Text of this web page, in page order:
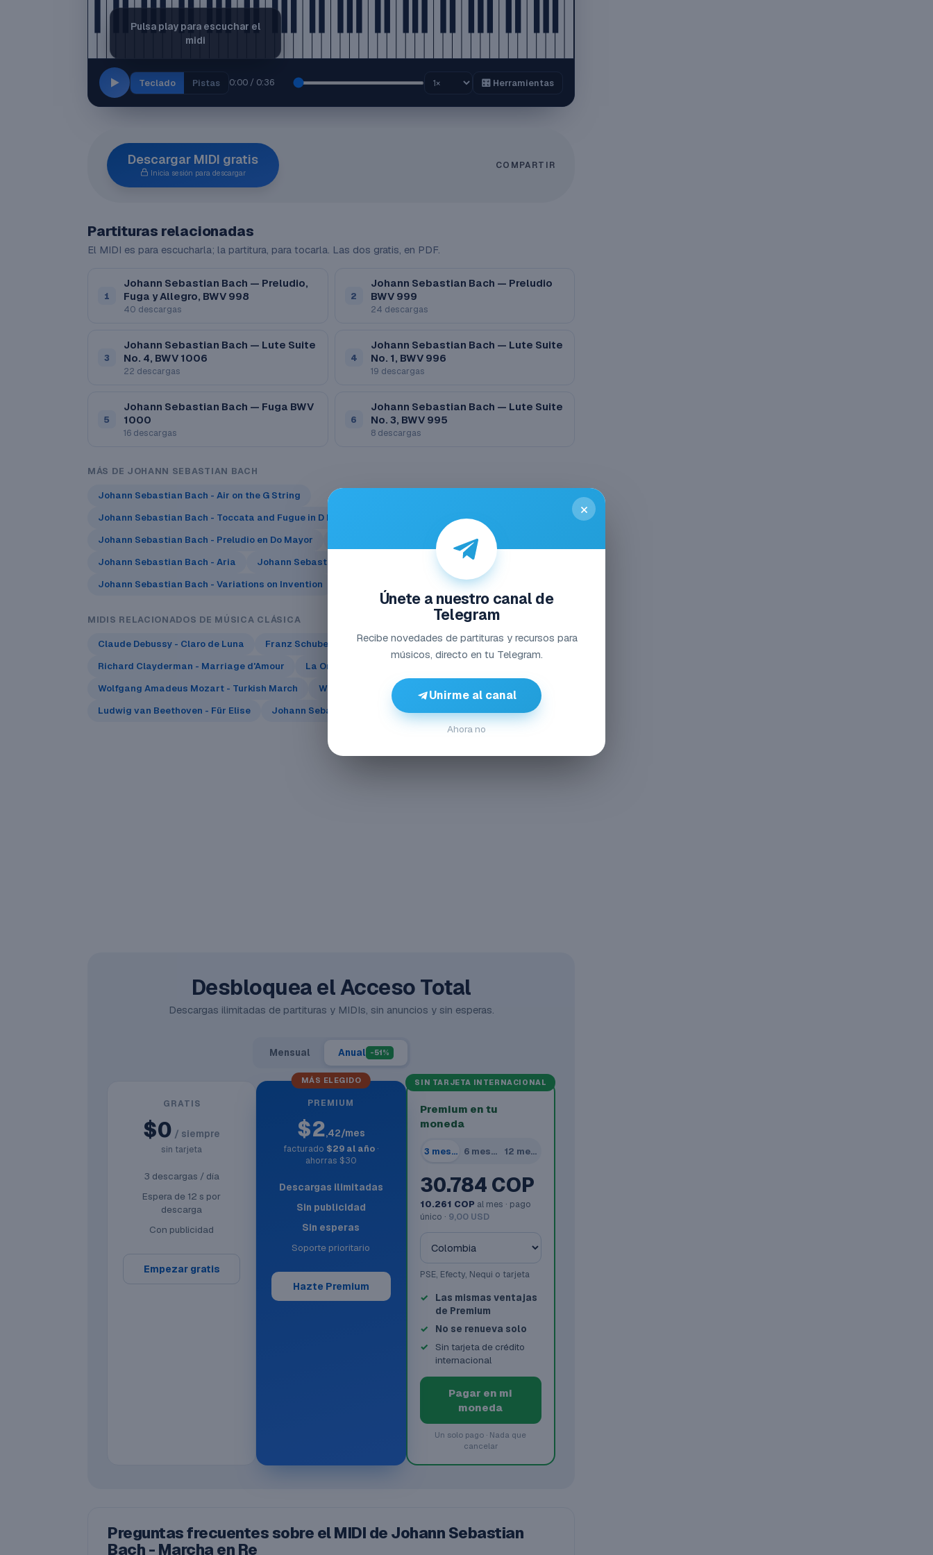
Pulsa play para escuchar el
midi
Teclado Pistas 0:00 / 0:36 🎛️ Herramientas
Descargar MIDI gratis
Inicia sesión para descargar
COMPARTIR
Partituras relacionadas
El MIDI es para escucharla; la partitura, para tocarla. Las dos gratis, en PDF.
1
Johann Sebastian Bach — Preludio,
Fuga y Allegro, BWV 998
40 descargas
2
Johann Sebastian Bach — Preludio
BWV 999
24 descargas
3
Johann Sebastian Bach — Lute Suite
No. 4, BWV 1006
22 descargas
4
Johann Sebastian Bach — Lute Suite
No. 1, BWV 996
19 descargas
5
Johann Sebastian Bach — Fuga BWV
1000
16 descargas
6
Johann Sebastian Bach — Lute Suite
No. 3, BWV 995
8 descargas
MÁS DE JOHANN SEBASTIAN BACH
Johann Sebastian Bach - Air on the G String
Johann Sebastian Bach - Toccata and Fugue in D Minor
Johann Sebastian Bach - Preludio en Do Mayor
Johann Sebastian Bach - Badinerie
Johann Sebastian Bach - Aria
Johann Sebastian Bach - Concierto de Brandeburgo No. 3
Johann Sebastian Bach - Variations on Invention
Johann Sebastian Bach - Crab Canon
MIDIS RELACIONADOS DE MÚSICA CLÁSICA
Claude Debussy - Claro de Luna
Franz Schubert - Ave María
Richard Clayderman - Marriage d'Amour
La Oreja de Van Gogh - La playa
Wolfgang Amadeus Mozart - Turkish March
Wolfgang Amadeus Mozart - Requiem
Ludwig van Beethoven - Für Elise
Johann Sebastian Bach - Air on the G String
Desbloquea el Acceso Total
Descargas ilimitadas de partituras y MIDIs, sin anuncios y sin esperas.
Mensual Anual -51%
GRATIS
$0 / siempre
sin tarjeta
3 descargas / día
Espera de 12 s por
descarga
Con publicidad
Empezar gratis
MÁS ELEGIDO
PREMIUM
$2,42/mes
facturado $29 al año·
ahorras $30
Descargas ilimitadas
Sin publicidad
Sin esperas
Soporte prioritario
Hazte Premium
SIN TARJETA INTERNACIONAL
Premium en tu
moneda
3 meses 6 meses 12 meses
30.784 COP
10.261 COP al mes · pago
único · 9,00 USD
PSE, Efecty, Nequi o tarjeta
Las mismas ventajas
de Premium
No se renueva solo
Sin tarjeta de crédito
internacional
Pagar en mi
moneda
Un solo pago · Nada que
cancelar
Preguntas frecuentes sobre el MIDI de Johann Sebastian
Bach - Marcha en Re
×
Únete a nuestro canal de
Telegram
Recibe novedades de partituras y recursos para
músicos, directo en tu Telegram.
Unirme al canal
Ahora no